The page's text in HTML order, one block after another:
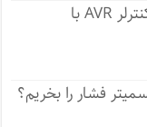
دانلود کتاب 11 پروژه میکروکنترلر AVR با
فشار را بخریم؟